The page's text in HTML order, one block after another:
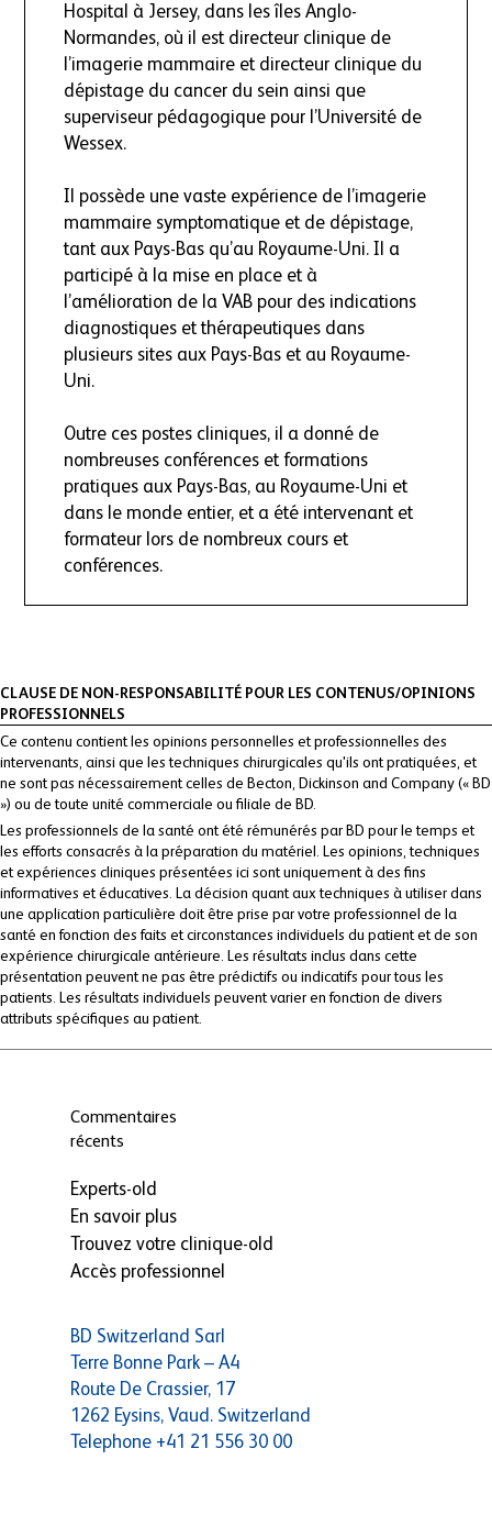
Hospital à Jersey, dans les îles Anglo-
Normandes, où il est directeur clinique de
l’imagerie mammaire et directeur clinique du
dépistage du cancer du sein ainsi que
superviseur pédagogique pour l’Université de
Wessex.
Il possède une vaste expérience de l’imagerie
mammaire symptomatique et de dépistage,
tant aux Pays-Bas qu’au Royaume-Uni. Il a
participé à la mise en place et à
l’amélioration de la VAB pour des indications
diagnostiques et thérapeutiques dans
plusieurs sites aux Pays-Bas et au Royaume-
Uni.
Outre ces postes cliniques, il a donné de
nombreuses conférences et formations
pratiques aux Pays-Bas, au Royaume-Uni et
dans le monde entier, et a été intervenant et
formateur lors de nombreux cours et
conférences.
CLAUSE DE NON-RESPONSABILITÉ POUR LES CONTENUS/OPINIONS
PROFESSIONNELS
Ce contenu contient les opinions personnelles et professionnelles des
intervenants, ainsi que les techniques chirurgicales qu'ils ont pratiquées, et
ne sont pas nécessairement celles de Becton, Dickinson and Company (« BD
») ou de toute unité commerciale ou filiale de BD.
Les professionnels de la santé ont été rémunérés par BD pour le temps et
les efforts consacrés à la préparation du matériel. Les opinions, techniques
et expériences cliniques présentées ici sont uniquement à des fins
informatives et éducatives. La décision quant aux techniques à utiliser dans
une application particulière doit être prise par votre professionnel de la
santé en fonction des faits et circonstances individuels du patient et de son
expérience chirurgicale antérieure. Les résultats inclus dans cette
présentation peuvent ne pas être prédictifs ou indicatifs pour tous les
patients. Les résultats individuels peuvent varier en fonction de divers
attributs spécifiques au patient.
Commentaires
récents
Experts-old
En savoir plus
Trouvez votre clinique-old
Accès professionnel
BD Switzerland Sarl
Terre Bonne Park – A4
Route De Crassier, 17
1262 Eysins, Vaud. Switzerland
Telephone +41 21 556 30 00